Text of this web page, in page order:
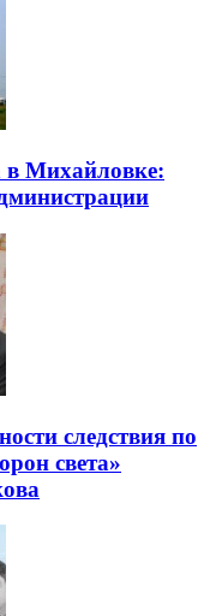
Михайловке:
следствия по
света»